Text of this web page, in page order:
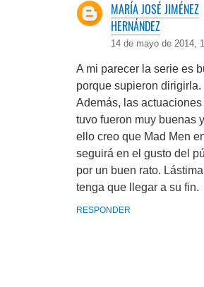
MARÍA JOSÉ JIMÉNEZ
HERNÁNDEZ
14 de mayo de 2014,
A mi parecer la serie es
porque supieron dirigirla.
Además, las
tuvo fueron muy buenas
ello creo que Mad Men
seguirá en el gusto del
por un buen rato.
tenga que llegar a su fin.
RESPONDER